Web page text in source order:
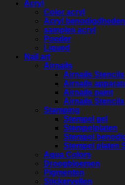
Acryl
Color acryl
Acryl benodigdheden
samples acryl
Poeder
Liqued
Nail art
Airnails
Airnails Stencils
Airnails
Airnails paint
Airnails Stencils
Stamping
Stempel gel
Stempelplaten
Stempel
Stempel platen
Aqua Colors
Droogbloemen
Pigmenten
Stickervellen